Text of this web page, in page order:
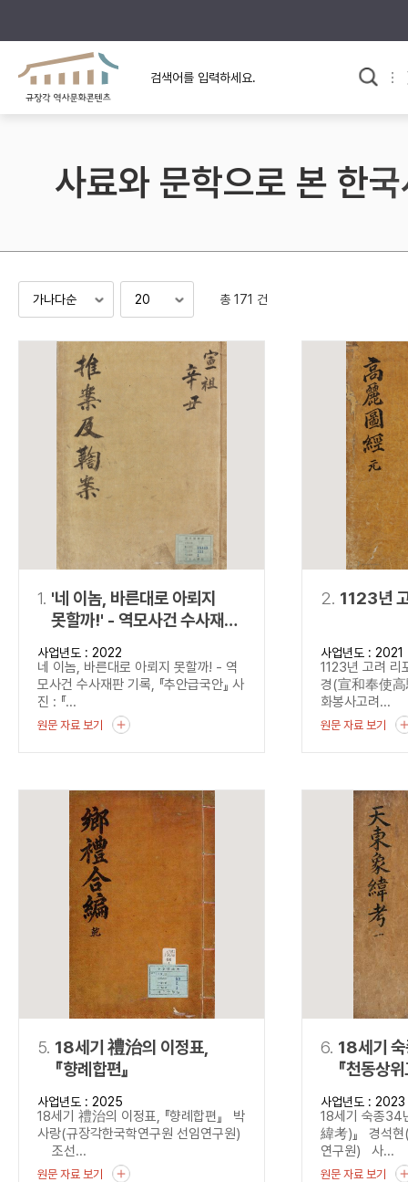
규장각의 어제와 오늘
규장각 소개영상
사료와 문학으로 본
고대
고려
조선 후기
검색 연산자 사용안내
정조 AND 정약용
“정조”와 “정약
“정조” 또는 “
NOT 정조 NOT 정약용
“정조”가 나온
료를 검색
사료와 문학으로 본 한
총 171 건
1. '네 이놈, 바른대로 아뢰지
못할까!' - 역모사건 수사재판
기록, 『추안급국안』
사업년도 : 2022
네 이놈, 바른대로 아뢰지 못할까! - 역
모사건 수사재판 기록, 『추안급국안』 사
진 : 『...
원문 자료 보기
2. 1123년
사업년도 : 2021
1123년 고려 리
경(宣和奉使高
화봉사고려...
원문 자료 보기
5. 18세기 禮治의 이정표,
『향례합편』
사업년도 : 2025
18세기 禮治의 이정표, 『향례합편』 박
사랑(규장각한국학연구원 선임연구원)
조선...
원문 자료 보기
6. 18세기
『천동상
사업년도 : 2023
18세기 숙종34
緯考)』 경석현
연구원) 사...
원문 자료 보기